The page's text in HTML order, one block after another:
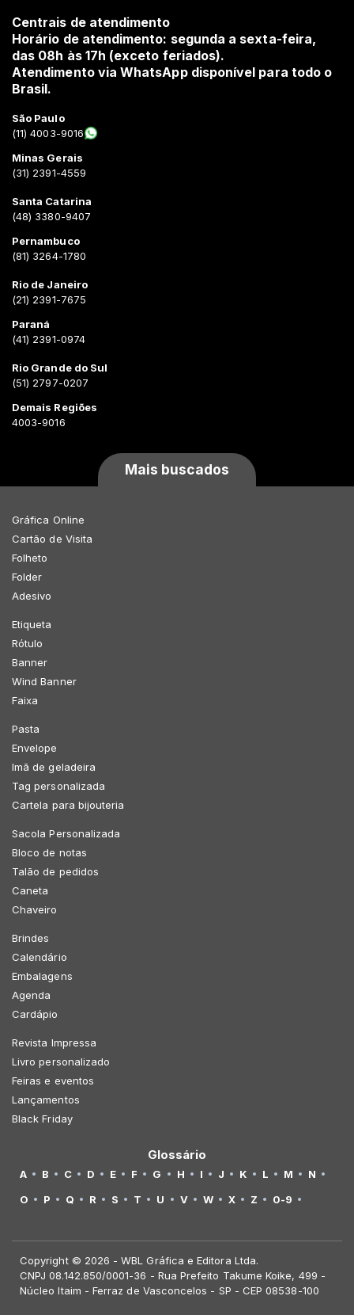
Centrais de atendimento
Horário de atendimento: segunda a sexta-feira,
das 08h às 17h (exceto feriados).
Atendimento via WhatsApp disponível para todo o
Brasil.
São Paulo
(11) 4003-9016
Minas Gerais
(31) 2391-4559
Santa Catarina
(48) 3380-9407
Pernambuco
(81) 3264-1780
Rio de Janeiro
(21) 2391-7675
Paraná
(41) 2391-0974
Rio Grande do Sul
(51) 2797-0207
Demais Regiões
4003-9016
Mais buscados
Gráfica Online
Cartão de Visita
Folheto
Folder
Adesivo
Etiqueta
Rótulo
Banner
Wind Banner
Faixa
Pasta
Envelope
Imã de geladeira
Tag personalizada
Cartela para bijouteria
Sacola Personalizada
Bloco de notas
Talão de pedidos
Caneta
Chaveiro
Brindes
Calendário
Embalagens
Agenda
Cardápio
Revista Impressa
Livro personalizado
Feiras e eventos
Lançamentos
Black Friday
Glossário
A B C D E F G H I J K L M
N
O
P Q R S T U V W X Z 0-9
Copyright © 2026 - WBL Gráfica e Editora Ltda.
CNPJ 08.142.850/0001-36 - Rua Prefeito Takume Koike, 499 -
Núcleo Itaim - Ferraz de Vasconcelos - SP - CEP 08538-100